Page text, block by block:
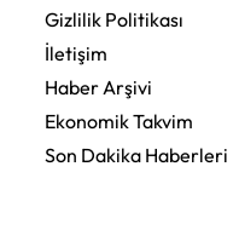
Gizlilik Politikası
İletişim
Haber Arşivi
Ekonomik Takvim
Son Dakika Haberleri